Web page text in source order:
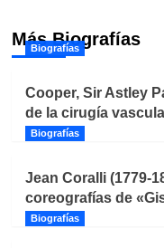
Más Biografías
Biografías
Cooper, Sir Astley
de la cirugía
Biografías
Jean Coralli (1779-
coreografías de
Biografías